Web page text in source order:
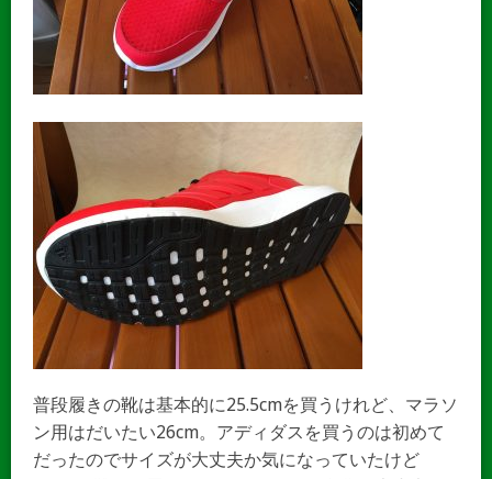
普段履きの靴は基本的に25.5cmを買うけれど、マラソ
ン用はだいたい26cm。アディダスを買うのは初めて
だったのでサイズが大丈夫か気になっていたけど